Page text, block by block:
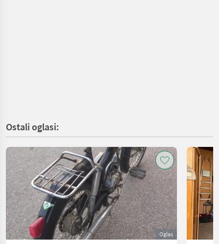
Ostali oglasi:
Oglas